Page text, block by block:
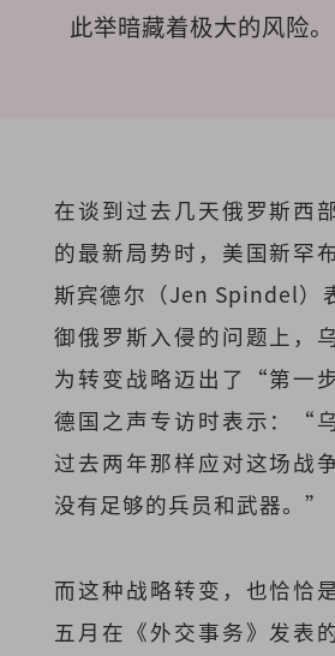
此举暗藏着极大的风险。
在谈到过去几天俄罗斯西
的最新局势时，美国新罕
斯宾德尔（Jen Spindel）
御俄罗斯入侵的问题上，
为转变战略迈出了“第一
德国之声专访时表示：“
过去两年那样应对这场战
没有足够的兵员和武器。”
而这种战略转变，也恰恰
五月在《外交事务》发表